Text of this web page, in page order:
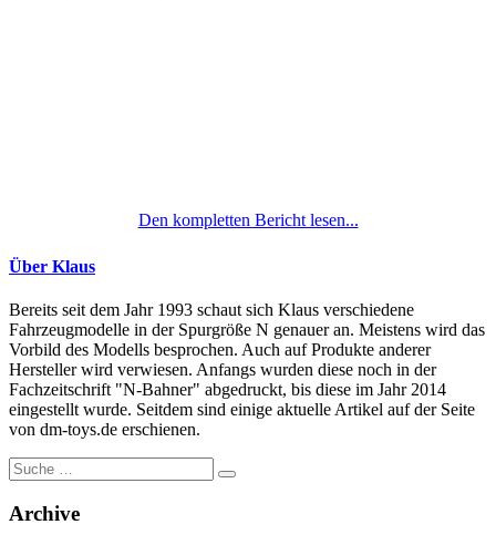
Den kompletten Bericht lesen...
Über Klaus
Bereits seit dem Jahr 1993 schaut sich Klaus verschiedene
Fahrzeugmodelle in der Spurgröße N genauer an. Meistens wird das
Vorbild des Modells besprochen. Auch auf Produkte anderer
Hersteller wird verwiesen. Anfangs wurden diese noch in der
Fachzeitschrift "N-Bahner" abgedruckt, bis diese im Jahr 2014
eingestellt wurde. Seitdem sind einige aktuelle Artikel auf der Seite
von dm-toys.de erschienen.
Suche
nach:
Archive